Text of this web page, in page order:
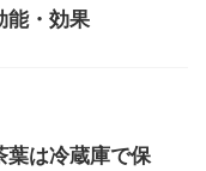
能・効果
葉は冷蔵庫で保